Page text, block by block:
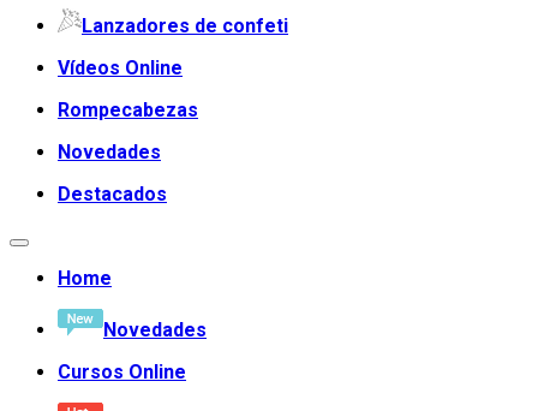
Lanzadores de confeti
Vídeos Online
Rompecabezas
Novedades
Destacados
Home
Novedades
Cursos Online